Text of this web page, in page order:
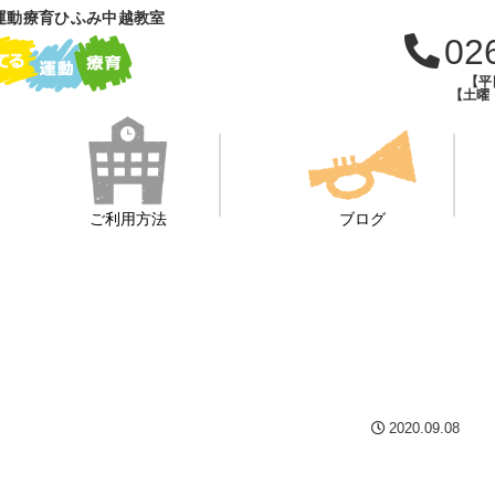
動療育ひふみ中越教室
【
【土
ご利用方法 ブログ
2020.09.08